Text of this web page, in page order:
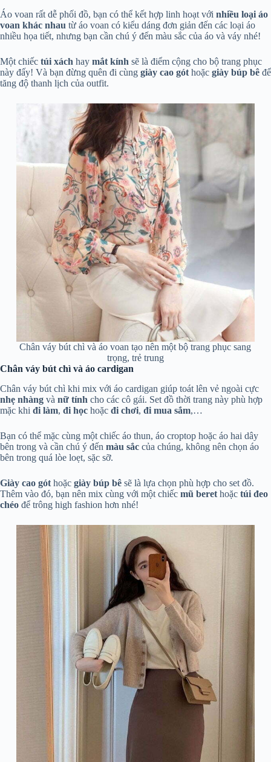
Áo voan rất dễ phối đồ, bạn có thể kết hợp linh hoạt với nhiều loại áo
voan khác nhau từ áo voan có kiểu dáng đơn giản đến các loại áo
nhiều họa tiết, nhưng bạn cần chú ý đến màu sắc của áo và váy nhé!
Một chiếc túi xách hay mắt kính sẽ là điểm cộng cho bộ trang phục
này đấy! Và bạn đừng quên đi cùng giày cao gót hoặc giày búp bê để
tăng độ thanh lịch của outfit.
Chân váy bút chì và áo voan tạo nên một bộ trang phục sang
trọng, trẻ trung
Chân váy bút chì và áo cardigan
Chân váy bút chì khi mix với áo cardigan giúp toát lên vẻ ngoài cực
nhẹ nhàng và nữ tính cho các cô gái. Set đồ thời trang này phù hợp
mặc khi đi làm, đi học hoặc đi chơi, đi mua sắm,…
Bạn có thể mặc cùng một chiếc áo thun, áo croptop hoặc áo hai dây
bên trong và cần chú ý đến màu sắc của chúng, không nên chọn áo
bên trong quá lòe loẹt, sặc sỡ.
Giày cao gót hoặc giày búp bê sẽ là lựa chọn phù hợp cho set đồ.
Thêm vào đó, bạn nên mix cùng với một chiếc mũ beret hoặc túi đeo
chéo để trông high fashion hơn nhé!